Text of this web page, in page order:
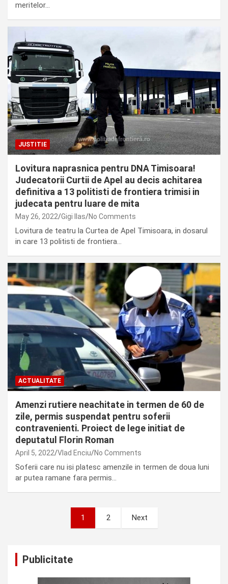
meritelor…
JUSTITIE
Lovitura naprasnica pentru DNA Timisoara!
Judecatorii Curtii de Apel au decis achitarea
definitiva a 13 politisti de frontiera trimisi in
judecata pentru luare de mita
May 26, 2022 Gigi Ilas No Comments
Lovitura de teatru la Curtea de Apel Timisoara, in dosarul
in care 13 politisti de frontiera…
ACTUALITATE
Amenzi rutiere neachitate in termen de 60 de
zile, permis suspendat pentru soferii
contravenienti. Proiect de lege initiat de
deputatul Florin Roman
April 5, 2022 Vlad Enciu No Comments
Soferii care nu isi platesc amenzile in termen de doua luni
ar putea ramane fara permis…
1 2 Next
Publicitate